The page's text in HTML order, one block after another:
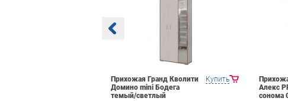
Купить
Прихожая Гранд Кволити
Домино mini Бодега
темый/светлый
Алекс
сонома